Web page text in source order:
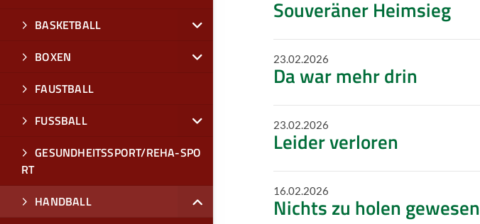
Souveräner Heimsieg
23.02.2026
Da war mehr drin
23.02.2026
Leider verloren
16.02.2026
Nichts zu holen gewesen
BASKETBALL
BOXEN
FAUSTBALL
FUSSBALL
GESUNDHEITSSPORT/REHA-SPO
RT
HANDBALL